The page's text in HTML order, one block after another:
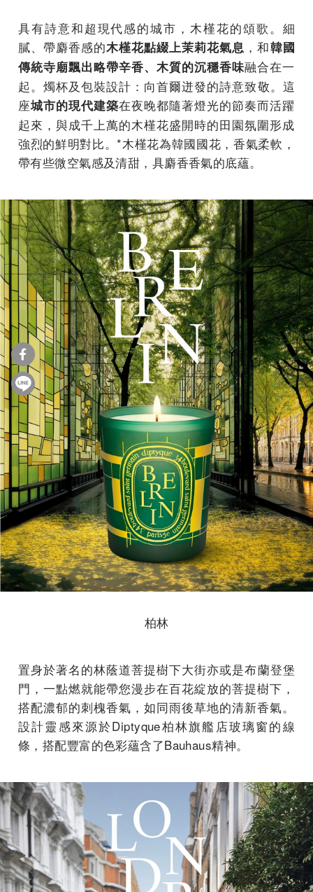
具有詩意和超現代感的城市，木槿花的頌歌。細
膩、帶麝香感的木槿花點綴上茉莉花氣息 ，和韓國
傳統寺廟飄出略帶辛香、木質的沉穩香味融合在一
起。燭杯及包裝設計：向首爾迸發的詩意致敬。這
座城市的現代建築在夜晚都隨著燈光的節奏而活躍
起來， 與成千上萬的木槿花盛開時的田園氛圍形成
強烈的鮮明對比。*木槿花為韓國國花，香氣柔軟，
帶有些微空氣感及清甜， 具麝香香氣的底蘊。
柏林
置身於著名的林蔭道菩提樹下大街亦或是布蘭登堡
門， 一點燃就能帶您漫步在百花綻放的菩提樹下，
搭配濃郁的刺槐香氣， 如同雨後草地的清新香氣。
設計靈感來源於Diptyque柏林旗艦店玻璃窗的線
條， 搭配豐富的色彩蘊含了Bauhaus精神。